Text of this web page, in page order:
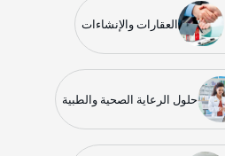
العقارات والإنشاءات
حلول الرعاية الصحية والطبية